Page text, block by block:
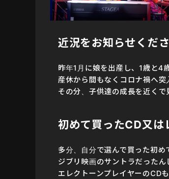
近況をお知らせくだ
昨年1月に娘を出産し、1歳と4
産休から間もなくコロナ禍へ突
その分、子供達の成長を近く
初めて買ったCD又は
多分、自分で選んで買った初め
ジブリ映画のサントラだったん
エレクトーンプレイヤーのCD